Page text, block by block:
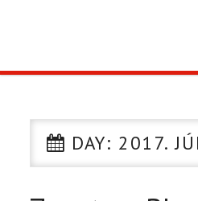
CIKK
PÓLÓ RENDELÉS
DAY: 2017.